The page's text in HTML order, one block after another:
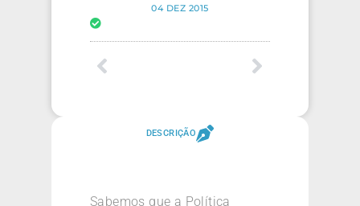
04 DEZ 2015
DESCRIÇÃO
Sabemos que a Política